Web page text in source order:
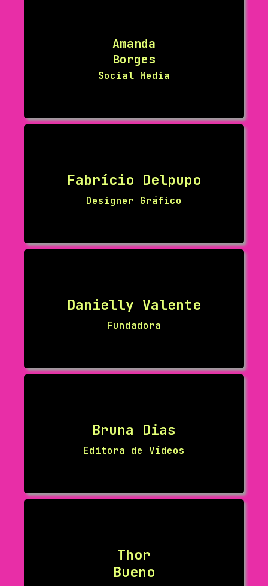
Amanda
Borges
Social Media
Fabrício Delpupo
Designer Gráfico
Danielly Valente
Fundadora
Bruna Dias
Editora de Vídeos
Thor
Bueno